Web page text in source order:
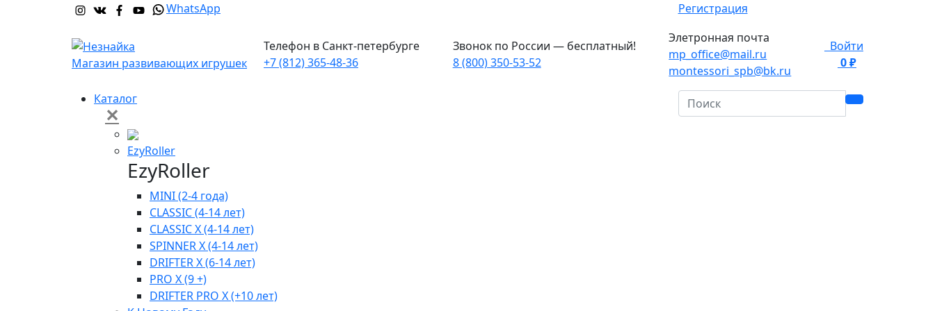
WhatsApp Регистрация
Магазин развивающих игрушек
Телефон в Санкт-петербурге
+7 (812) 365-48-36
Звонок по России — бесплатный!
8 (800) 350-53-52
Элетронная почта
mp_office@mail.ru
montessori_spb@bk.ru
Войти
0 ₽
Каталог
✕
EzyRoller
EzyRoller
MINI (2-4 года)
CLASSIC (4-14 лет)
CLASSIC X (4-14 лет)
SPINNER X (4-14 лет)
DRIFTER X (6-14 лет)
PRO X (9 +)
DRIFTER PRO X (+10 лет)